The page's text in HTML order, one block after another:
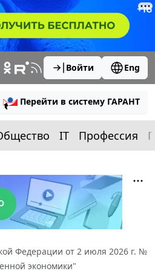
Войти Eng
Перейти в систему ГАРАНТ
IT Профессия
Федерации от 2 июля 2026 г. №
экономики"